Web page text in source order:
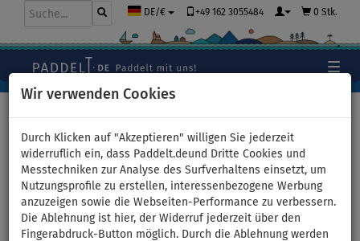
Wir verwenden Cookies
Durch Klicken auf "Akzeptieren" willigen Sie jederzeit
widerruflich ein, dass Paddelt.deund Dritte Cookies und
Messtechniken zur Analyse des Surfverhaltens einsetzt, um
Nutzungsprofile zu erstellen, interessenbezogene Werbung
anzuzeigen sowie die Webseiten-Performance zu verbessern.
Die Ablehnung ist hier, der Widerruf jederzeit über den
Fingerabdruck-Button möglich. Durch die Ablehnung werden
DE/€ +49 162 3055484 0 Stk.
Kajak SPINERA HYBRIS 510 -
aufblasbares Kajak 4-